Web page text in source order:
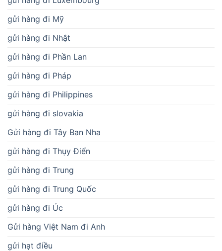
gửi hàng đi Mỹ
gửi hàng đi Nhật
gửi hàng đi Phần Lan
gửi hàng đi Pháp
gửi hàng đi Philippines
gửi hàng đi slovakia
Gửi hàng đi Tây Ban Nha
gửi hàng đi Thụy Điển
gửi hàng đi Trung
gửi hàng đi Trung Quốc
gửi hàng đi Úc
Gửi hàng Việt Nam đi Anh
gửi hạt điều